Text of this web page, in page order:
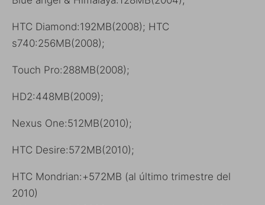
HTC Diamond:192MB(2008); HTC
s740:256MB(2008);
Touch Pro:288MB(2008);
HD2:448MB(2009);
Nexus One:512MB(2010);
HTC Desire:572MB(2010);
HTC Mondrian:+572MB (al último trimestre del
2010)